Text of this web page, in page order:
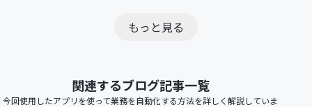
もっと見る
関連するブログ記事一覧
今回使用したアプリを使って業務を自動化する方法を詳しく解説していま